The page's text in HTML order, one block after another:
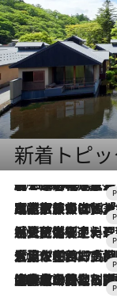
新着トピ
2026.8.7
【トンボの足水浴】ヒノキの香りに包まれて涼感マックス！約13℃の湧水かけ流しを避暑地「星野温泉 トンボの湯」で体験
2026.7.31
【ホテル帰省】という選択肢をOMOが提案。家族とほどよい距離を保つには「昼は実家、夜は気兼ねなくホテルで！」
2026.7.24
【夏限定ディナーコース】旬を迎える稚鮎や花ズッキーニなどをイタリア・トスカーナの郷土料理の手法で満喫！
2026.7.17
「土佐和ハーブかき氷」がOMO7高知に登場！生姜、山椒、大葉など目にも舌にも涼を
2026.7.10
NEW OPEN！【界 草津】名湯の地に誕生。趣の異なる2種の温泉と上州ならではの会席・蕎麦割烹など美食を味わう究極の癒やし旅